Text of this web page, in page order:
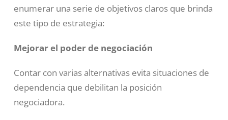
enumerar una serie de objetivos claros que brinda
este tipo de estrategia:
Mejorar el poder de negociación
Contar con varias alternativas evita situaciones de
dependencia que debilitan la posición
negociadora.